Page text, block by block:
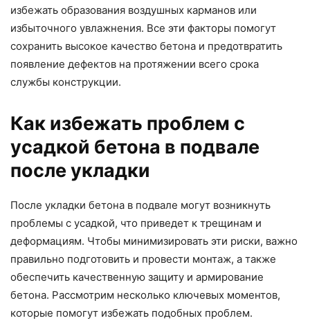
избежать образования воздушных карманов или
избыточного увлажнения. Все эти факторы помогут
сохранить высокое качество бетона и предотвратить
появление дефектов на протяжении всего срока
службы конструкции.
Как избежать проблем с
усадкой бетона в подвале
после укладки
После укладки бетона в подвале могут возникнуть
проблемы с усадкой, что приведет к трещинам и
деформациям. Чтобы минимизировать эти риски, важно
правильно подготовить и провести монтаж, а также
обеспечить качественную защиту и армирование
бетона. Рассмотрим несколько ключевых моментов,
которые помогут избежать подобных проблем.